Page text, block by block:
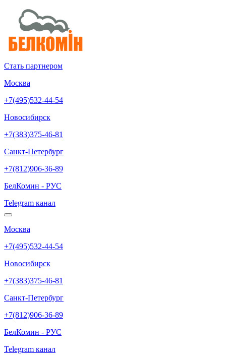
Стать партнером
Москва
+7(495)532-44-54
Новосибирск
+7(383)375-46-81
Санкт-Петербург
+7(812)906-36-89
БелКомин - РУС
Telegram канал
Москва
+7(495)532-44-54
Новосибирск
+7(383)375-46-81
Санкт-Петербург
+7(812)906-36-89
БелКомин - РУС
Telegram канал